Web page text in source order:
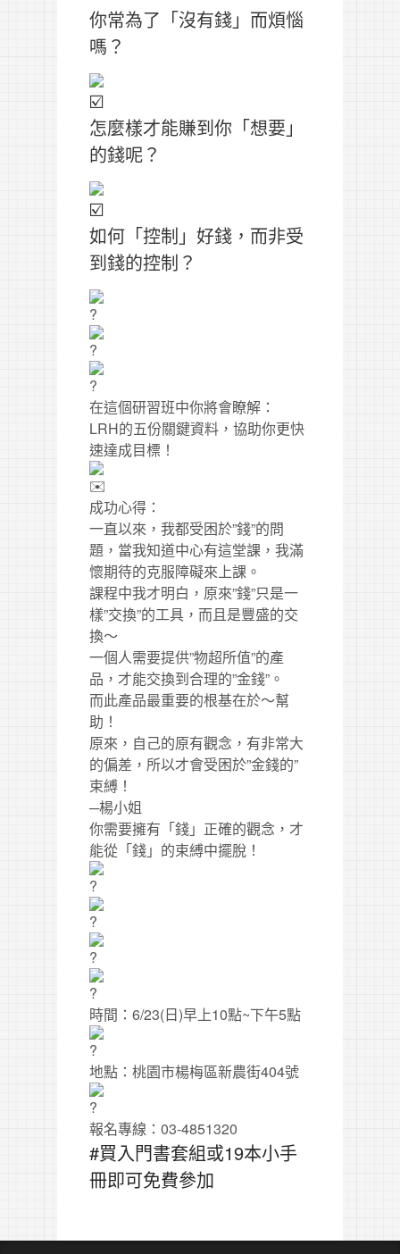
你常為了「沒有錢」而煩惱
嗎？
怎麼樣才能賺到你「想要」
的錢呢？
如何「控制」好錢，而非受
到錢的控制？
在這個研習班中你將會瞭解：
LRH的五份關鍵資料，協助你更快
速達成目標！
成功心得：
一直以來，我都受困於”錢”的問
題，當我知道中心有這堂課，我滿
懷期待的克服障礙來上課。
課程中我才明白，原來”錢”只是一
樣”交換”的工具，而且是豐盛的交
換～
一個人需要提供”物超所值”的產
品，才能交換到合理的”金錢”。
而此產品最重要的根基在於～幫
助！
原來，自己的原有觀念，有非常大
的偏差，所以才會受困於”金錢的”
束縛！
─楊小姐
你需要擁有「錢」正確的觀念，才
能從「錢」的束縛中擺脫！
時間：6/23(日)早上10點~下午5點
地點：桃園市楊梅區新農街404號
報名專線：03-4851320
#買入門書套組或19本小手
冊即可免費參加